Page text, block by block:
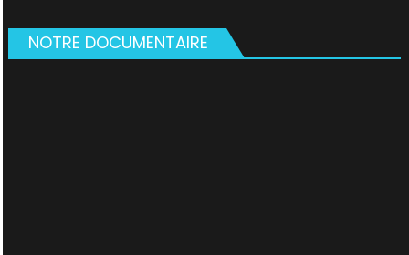
NOTRE DOCUMENTAIRE